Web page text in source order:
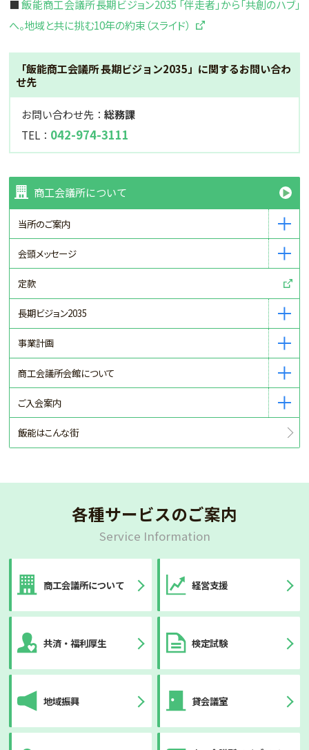
商工会議所について
当所のご案内
会頭メッセージ
定款
長期ビジョン2035
事業計画
商工会議所会館について
ご入会案内
飯能はこんな街
■飯能商工会議所長期ビジョン2035 「伴走者」から「共創のハブ」
へ。地域と共に挑む10年の約束（スライド）
「飯能商工会議所 長期ビジョン2035」に関するお問い合わ
せ先
お問い合わせ先：総務課
TEL： 042-974-3111
各種サービスのご案内
Service Information
商工会議所について 経営支援
共済・福利厚生 検定試験
地域振興 貸会議室